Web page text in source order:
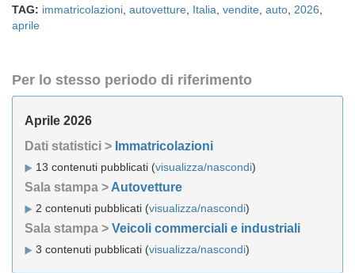
TAG: immatricolazioni autovetture Italia vendite auto 2026
aprile
Per lo stesso periodo di riferimento
Aprile 2026
Dati statistici > Immatricolazioni
13 contenuti pubblicati (visualizza/nascondi)
Sala stampa > Autovetture
2 contenuti pubblicati (visualizza/nascondi)
Sala stampa > Veicoli commerciali e industriali
3 contenuti pubblicati (visualizza/nascondi)